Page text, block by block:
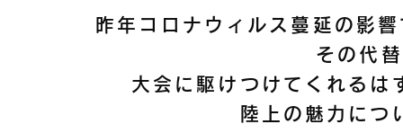
昨年コロナウィルス蔓延の
その代
大会に駆けつけてくれるは
陸上の魅力につ